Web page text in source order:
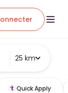
25 km
Quick Apply